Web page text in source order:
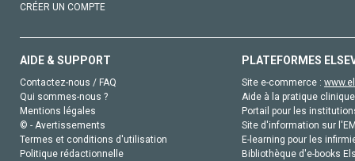
CRÉER UN COMPTE
AIDE & SUPPORT
Contactez-nous / FAQ
Qui sommes-nous ?
Mentions légales
© - Avertissements
Termes et conditions d'utilisation
Politique rédactionnelle
PLATEFORMES
Site e-commerce :
Aide à la pratique
Portail pour les
Site d'information sur
E-learning pour les
Bibliothèque d'e-books